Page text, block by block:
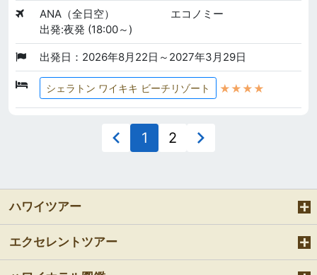
ANA（全日空）
エコノミー
出発:夜発 (18:00～)
出発日：2026年8月22日～2027年3月29日
シェラトン ワイキキ ビーチリゾート ★★★★
1 2
ハワイツアー
エクセレントツアー